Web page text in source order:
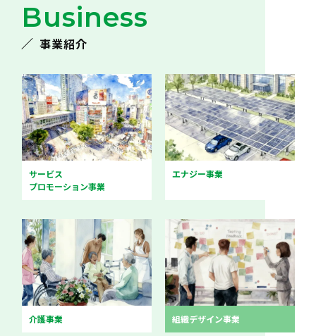
Business
事業紹介
サービス
プロモーション事業
エナジー事業
介護事業 組織デザイン事業